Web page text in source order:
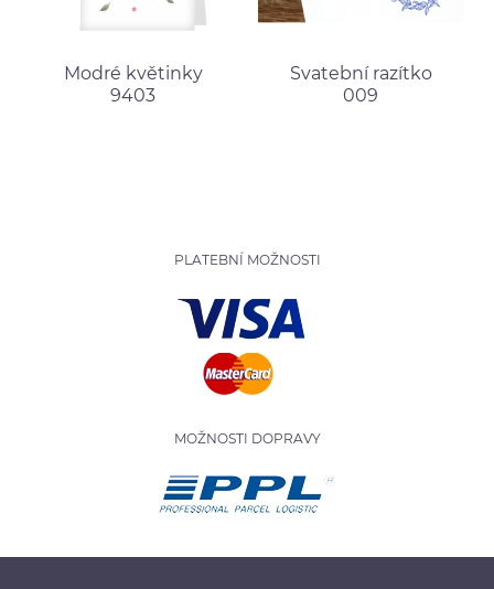
Modré květinky
9403
Svatební razítko
009
PLATEBNÍ MOŽNOSTI
MOŽNOSTI DOPRAVY